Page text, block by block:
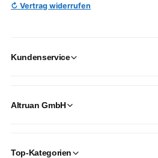
↻ Vertrag widerrufen
Kundenservice
Altruan GmbH
Top-Kategorien